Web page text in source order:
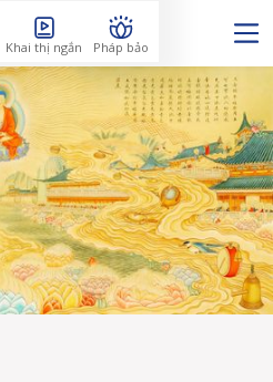
Khai thị ngắn Pháp bảo